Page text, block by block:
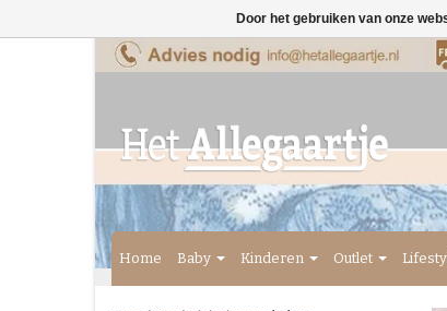
Home Baby Kinderen Outlet
Door het gebruiken van onze